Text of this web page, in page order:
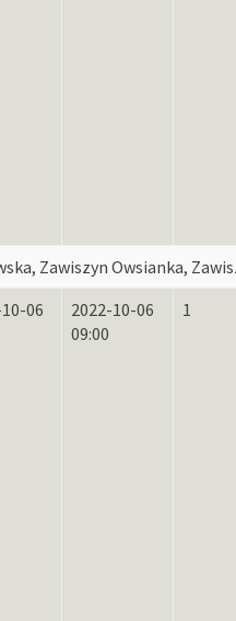
Zawiszyn Owsianka,
06
2022-10-06
09:00
1